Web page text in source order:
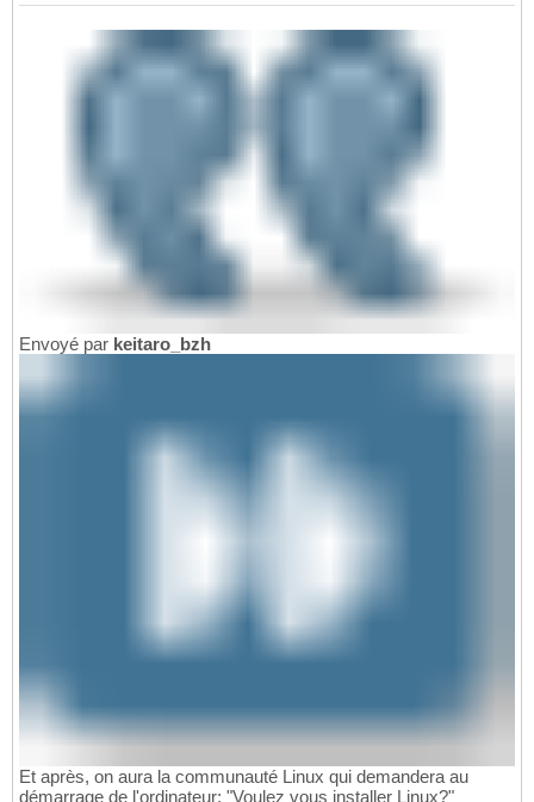
Envoyé par keitaro_bzh
Et après, on aura la communauté Linux qui demandera au
démarrage de l'ordinateur: "Voulez vous installer Linux?"